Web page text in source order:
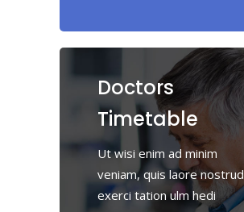
Doctors
Timetable
Ut wisi enim ad minim
veniam, quis laore nostrud
exerci tation ulm hedi